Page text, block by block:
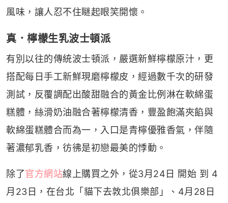
風味，讓人忍不住瞇起眼笑開懷。
真．檸檬生乳波士頓派
有別以往的傳統波士頓派，嚴選新鮮檸檬原汁，更
搭配每日手工新鮮現磨檸檬皮，經過數千次的研發
測試，反覆調配出酸甜融合的黃金比例淋在軟綿蛋
糕體，絲滑奶油融合著檸檬清香，豐盈飽滿夾餡與
軟綿蛋糕體合而為一，入口是青檸優雅香氣，伴隨
著濃郁乳香，彷彿是初戀最美的悸動。
除了官方網站線上購買之外，從3月24日 開始 到 4
月23日，在台北「貓下去敦北俱樂部」、4月28日